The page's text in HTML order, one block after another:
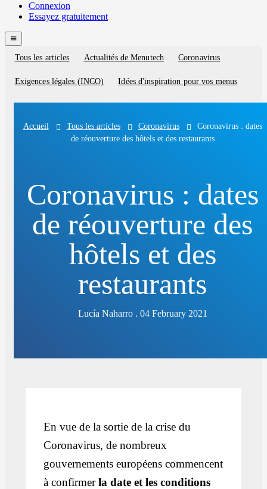
Menutech
navigation
Connexion
Essayez gratuitement
menu
Blog
categories
Tous les articles Actualités de Menutech Coronavirus
Exigences légales (INCO) Idées d'inspiration pour vos menus
Accueil Tous les articles Coronavirus
Coronavirus : dates
de réouverture des hôtels et des restaurants
Coronavirus : dates
de réouverture des
hôtels et des
restaurants
Lucía Naharro . 04 February 2021
En vue de la sortie de la crise du
Coronavirus, de nombreux
gouvernements européens commencent
à confirmerla date et les conditions